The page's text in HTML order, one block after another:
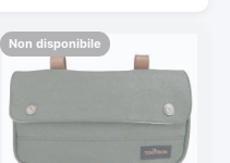
Non disponibile